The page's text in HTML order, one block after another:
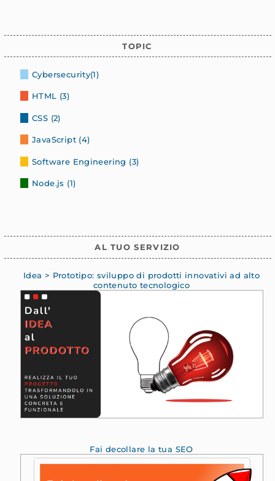
TOPIC
Cybersecurity(1)
HTML (3)
CSS (2)
JavaScript (4)
Software Engineering (3)
Node.js (1)
AL TUO SERVIZIO
Idea > Prototipo: sviluppo di prodotti innovativi ad alto
contenuto tecnologico
Fai decollare la tua SEO